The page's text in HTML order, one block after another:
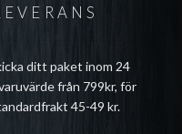
ditt paket inom 24
från 799kr, för
45-49 kr.